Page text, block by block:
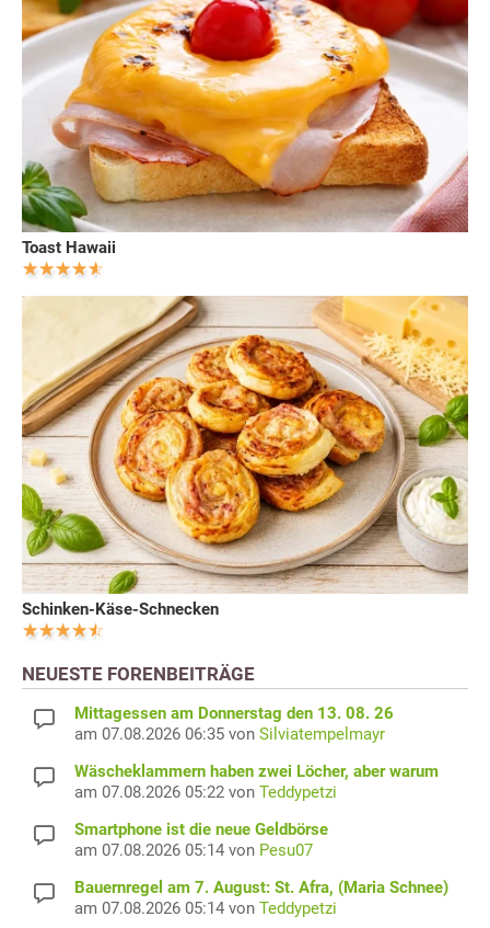
Toast Hawaii
Schinken-Käse-Schnecken
NEUESTE FORENBEITRÄGE
Mittagessen am Donnerstag den 13. 08. 26
am 07.08.2026 06:35 von Silviatempelmayr
Wäscheklammern haben zwei Löcher, aber warum
am 07.08.2026 05:22 von Teddypetzi
Smartphone ist die neue Geldbörse
am 07.08.2026 05:14 von Pesu07
Bauernregel am 7. August: St. Afra, (Maria Schnee)
am 07.08.2026 05:14 von Teddypetzi